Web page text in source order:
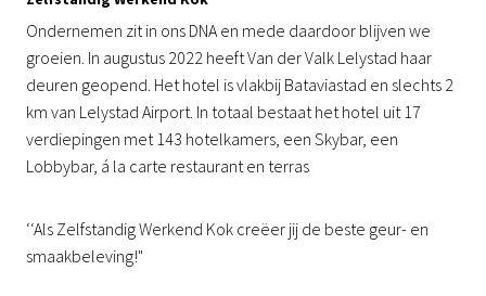
Ondernemen zit in ons DNA en mede daardoor blijven we
groeien. In augustus 2022 heeft Van der Valk Lelystad haar
deuren geopend. Het hotel is vlakbij Bataviastad en slechts 2
km van Lelystad Airport. In totaal bestaat het hotel uit 17
verdiepingen met 143 hotelkamers, een Skybar, een
Lobbybar, á la carte restaurant en terras
‘‘Als Zelfstandig Werkend Kok creëer jij de beste geur- en
smaakbeleving!"